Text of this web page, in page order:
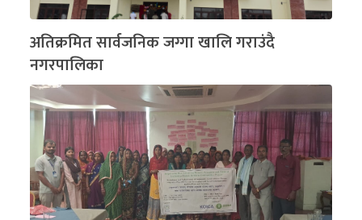
अतिक्रमित सार्वजनिक जग्गा खालि गराउंदै
नगरपालिका